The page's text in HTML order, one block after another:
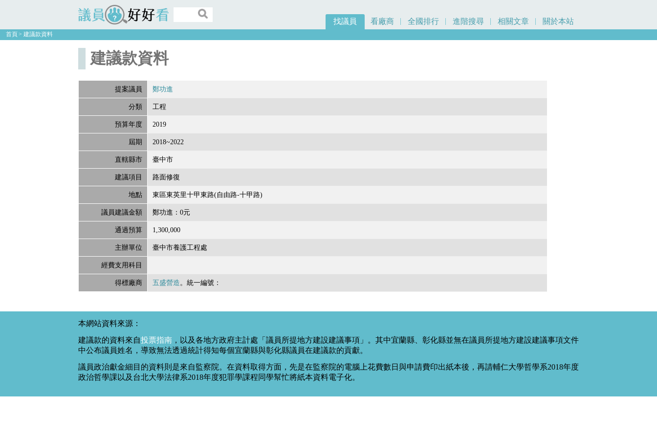
議員好好看
找議員 看廠商 全國排行 進階搜尋 相關文章 關於本站
首頁 建議款資料
建議款資料
提案議員 鄭功進
分類 工程
預算年度 2019
屆期 2018~2022
直轄縣市 臺中市
建議項目 路面修復
地點 東區東英里十甲東路(自由路-十甲路)
議員建議金額 鄭功進：0元
通過預算 1,300,000
主辦單位 臺中市養護工程處
經費支用科目
得標廠商 五盛營造。統一編號：
本網站資料來源：
建議款的資料來自投票指南 ，以及各地方政府主計處「議員所提地方建設建議事項」。其中宜蘭縣、彰化縣並無在議員所提地方建設建議事項文件
中公布議員姓名，導致無法透過統計得知每個宜蘭縣與彰化縣議員在建議款的貢獻。
議員政治獻金細目的資料則是來自監察院。在資料取得方面，先是在監察院的電腦上花費數日與申請費印出紙本後，再請輔仁大學哲學系2018年度
政治哲學課以及台北大學法律系2018年度犯罪學課程同學幫忙將紙本資料電子化。